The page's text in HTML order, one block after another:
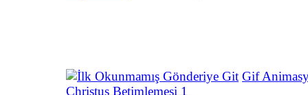
Gif
Christus Betimlemesi 1